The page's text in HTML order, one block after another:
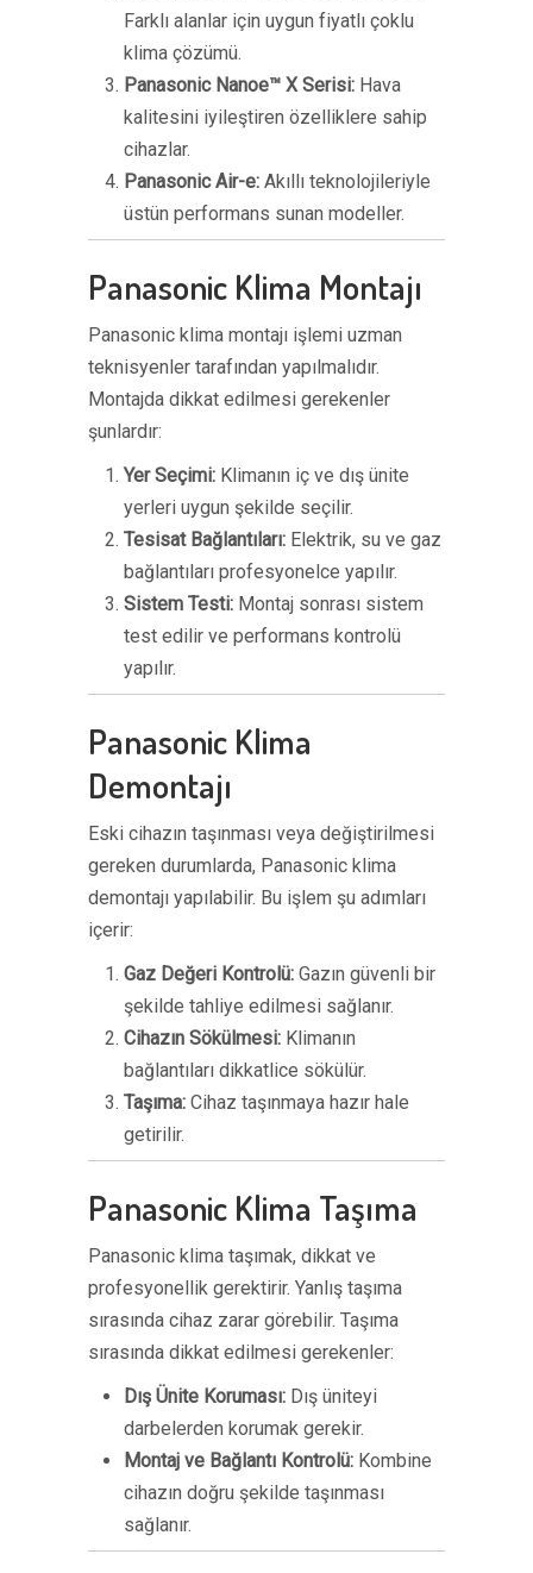
Farklı alanlar için uygun fiyatlı çoklu
klima çözümü.
Panasonic Nanoe™ X Serisi: Hava
kalitesini iyileştiren özelliklere sahip
cihazlar.
Panasonic Air-e: Akıllı teknolojileriyle
üstün performans sunan modeller.
Panasonic Klima Montajı
Panasonic klima montajı işlemi uzman
teknisyenler tarafından yapılmalıdır.
Montajda dikkat edilmesi gerekenler
şunlardır:
Yer Seçimi: Klimanın iç ve dış ünite
yerleri uygun şekilde seçilir.
Tesisat Bağlantıları: Elektrik, su ve gaz
bağlantıları profesyonelce yapılır.
Sistem Testi: Montaj sonrası sistem
test edilir ve performans kontrolü
yapılır.
Panasonic Klima
Demontajı
Eski cihazın taşınması veya değiştirilmesi
gereken durumlarda, Panasonic klima
demontajı yapılabilir. Bu işlem şu adımları
içerir:
Gaz Değeri Kontrolü: Gazın güvenli bir
şekilde tahliye edilmesi sağlanır.
Cihazın Sökülmesi: Klimanın
bağlantıları dikkatlice sökülür.
Taşıma: Cihaz taşınmaya hazır hale
getirilir.
Panasonic Klima Taşıma
Panasonic klima taşımak, dikkat ve
profesyonellik gerektirir. Yanlış taşıma
sırasında cihaz zarar görebilir. Taşıma
sırasında dikkat edilmesi gerekenler:
Dış Ünite Koruması: Dış üniteyi
darbelerden korumak gerekir.
Montaj ve Bağlantı Kontrolü: Kombine
cihazın doğru şekilde taşınması
sağlanır.